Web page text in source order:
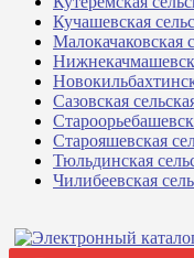
Кучашевская
Малокачаковская
Сазовская
Старояшевская
Тюльдинская
Чилибеевская